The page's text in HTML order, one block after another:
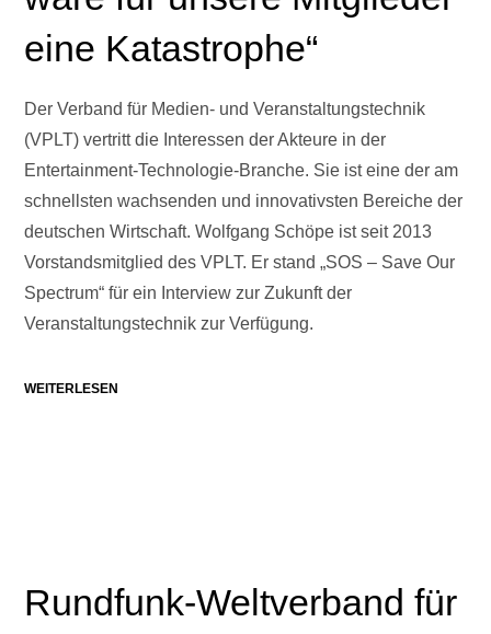
eine Katastrophe“
Der Verband für Medien- und Veranstaltungstechnik
(VPLT) vertritt die Interessen der Akteure in der
Entertainment-Technologie-Branche. Sie ist eine der am
schnellsten wachsenden und innovativsten Bereiche der
deutschen Wirtschaft. Wolfgang Schöpe ist seit 2013
Vorstandsmitglied des VPLT. Er stand „SOS – Save Our
Spectrum“ für ein Interview zur Zukunft der
Veranstaltungstechnik zur Verfügung.
WEITERLESEN
Rundfunk-Weltverband für